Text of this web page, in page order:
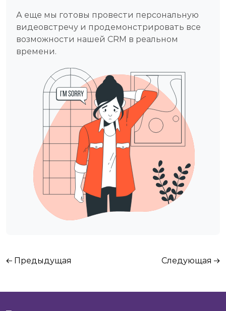
А еще мы готовы провести персональную
видеовстречу и продемонcтрировать все
возможности нашей CRM в реальном
времени.
Предыдущая Следующая